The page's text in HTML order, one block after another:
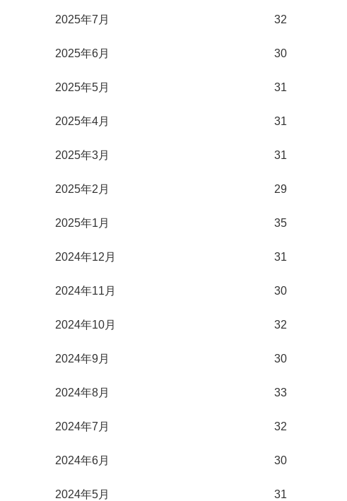
2025年7月 32
2025年6月 30
2025年5月 31
2025年4月 31
2025年3月 31
2025年2月 29
2025年1月 35
2024年12月 31
2024年11月 30
2024年10月 32
2024年9月 30
2024年8月 33
2024年7月 32
2024年6月 30
2024年5月 31